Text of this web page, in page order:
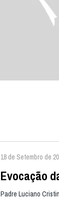
18 de Setembro de
Evocação
Padre Luciano